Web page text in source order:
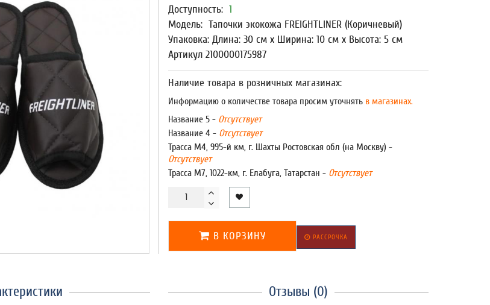
Доступность: 1
Модель: Тапочки экокожа FREIGHTLINER (Коричневый)
Упаковка: Длина: 30 см x Ширина: 10 см x Высота: 5 см
Артикул 2100000175987
Наличие товара в розничных магазинах:
Информацию о количестве товара просим уточнятьв магазинах.
Название 5 - Отсутствует
Название 4 - Отсутствует
Трасса М4, 995-й км, г. Шахты Ростовская обл (на Москву) -
Отсутствует
Трасса М7, 1022-км, г. Елабуга, Татарстан - Отсутствует
В КОРЗИНУ РАССРОЧКА
Отзывы (0)